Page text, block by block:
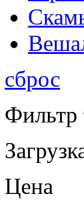
сброс
Фильтр
Цена